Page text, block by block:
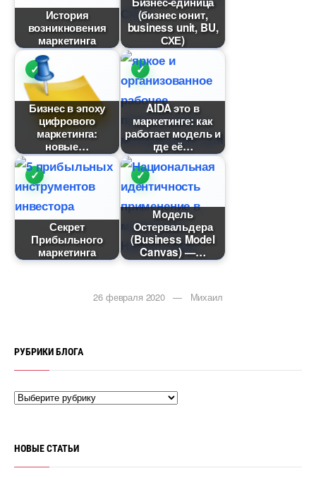
История
озникновения
маркетинга
(бизнес юнит,
business unit, BU,
СХЕ)
Бизнес в эпоху
цифрового
маркетинга:
новые
AIDA это
маркетинге: как
работает модель и
де её
Секрет
Прибыльного
маркетинга
Модель
Остервальдера
(Business Model
Canvas) —
26 февраля 2020 — Михаил
РУБРИКИ БЛОГА
НОВЫЕ СТАТЬИ